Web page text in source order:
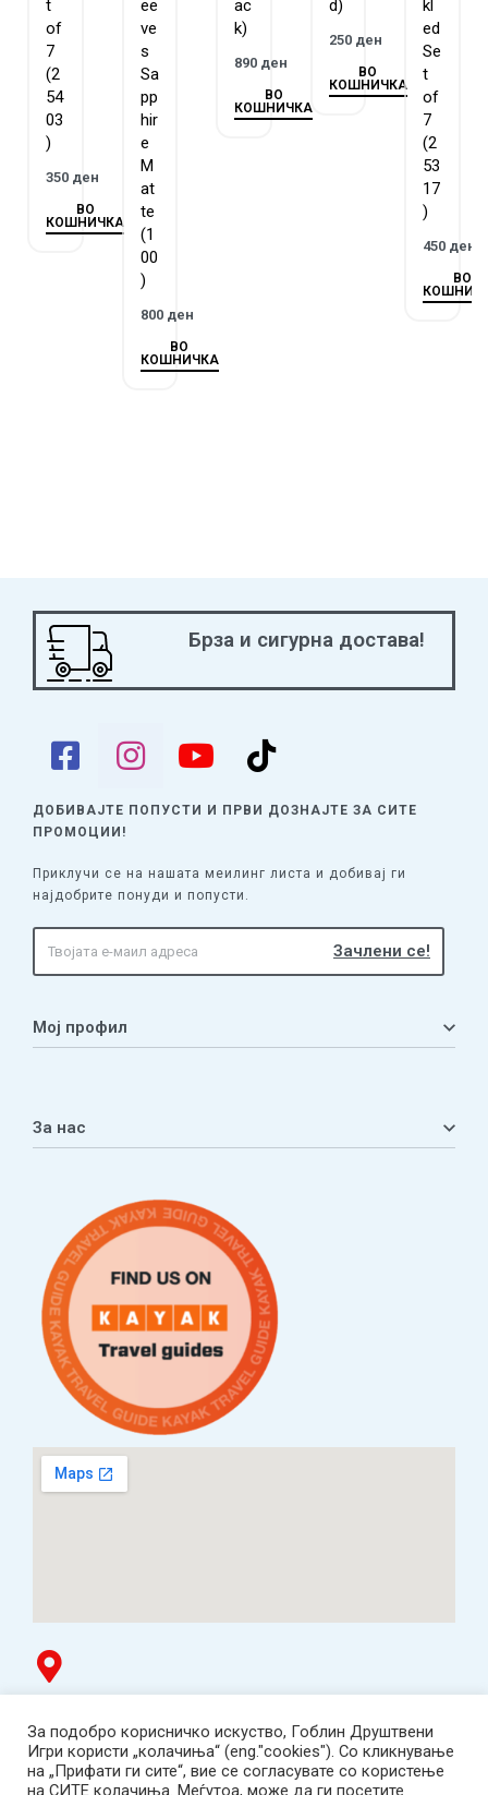
t
of
7
(2
54
03
)
350 ден
ВО
КОШНИЧКА
ee
ve
s
Sa
pp
hir
e
M
at
te
(1
00
)
800 ден
ВО
КОШНИЧКА
ac
k)
890 ден
ВО
КОШНИЧКА
d)
250 ден
ВО
КОШНИЧКА
kl
ed
Se
t
of
7
(2
53
17
)
450 ден
ВО
Брза и сигурна достава!
ДОБИВАЈТЕ ПОПУСТИ И ПРВИ ДОЗНАЈТЕ ЗА СИТЕ
ПРОМОЦИИ!
Приклучи се на нашата меилинг листа и добивај ги
најдобрите понуди и попусти.
Мој профил
Листа на желби
За нас
Услови за плаќање и испорака
Наши партнери
ТЦ Буњаковец - 1. кат, Скопје.
Tел: 078 669 482
Работно време: пон-пет 12:00-19:00 /саб 12:00-17:00
За подобро корисничко искуство, Гоблин Друштвени
Игри користи „колачиња“ (eng."cookies"). Со кликнување
на „Прифати ги сите“, вие се согласувате со користење
на СИТЕ колачиња. Меѓутоа, може да ги посетите